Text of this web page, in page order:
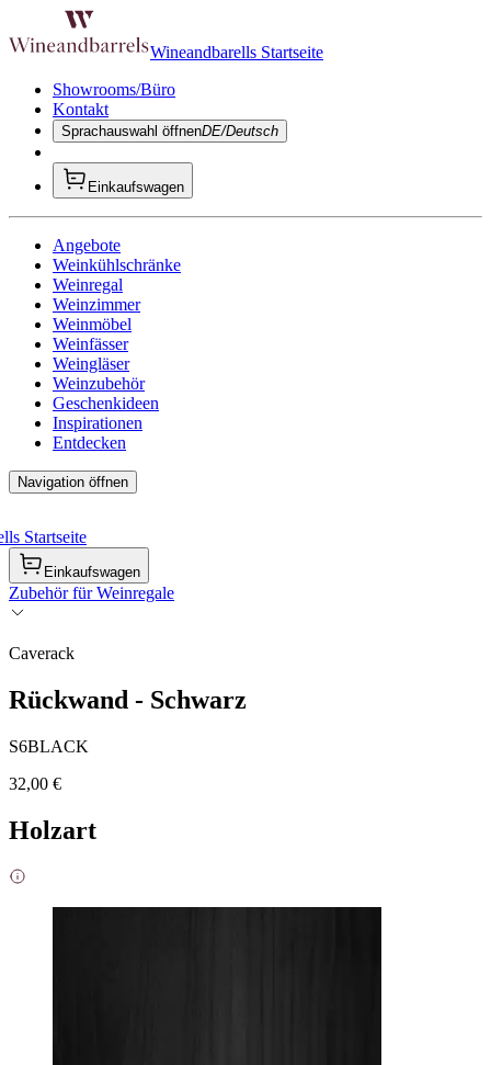
Wineandbarells Startseite
Showrooms/Büro
Kontakt
Sprachauswahl öffnenDE/Deutsch
Einkaufswagen
Angebote
Weinkühlschränke
Weinregal
Weinzimmer
Weinmöbel
Weinfässer
Weingläser
Weinzubehör
Geschenkideen
Inspirationen
Entdecken
Navigation öffnen
Startseite
Einkaufswagen
Zubehör für Weinregale
Caverack
Rückwand - Schwarz
S6BLACK
32,00 €
Holzart